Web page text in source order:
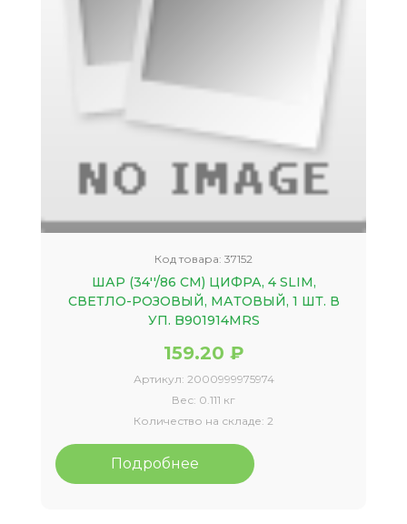
Код товара: 37152
ШАР (34''/86 СМ) ЦИФРА, 4 SLIM,
СВЕТЛО-РОЗОВЫЙ, МАТОВЫЙ, 1 ШТ. В
УП. B901914MRS
159.20 ₽
Артикул: 2000999975974
Вес: 0.111 кг
Количество на складе: 2
Подробнее